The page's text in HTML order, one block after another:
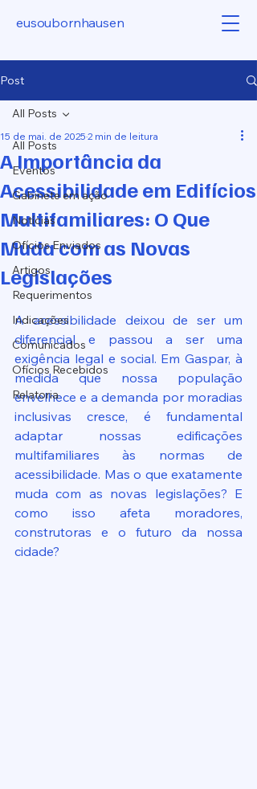
eusoubornhausen
Post
All Posts
Eventos
Gabinete em ação
Notícias
Ofícios Enviados
Artigos
Requerimentos
Indicações
Comunicados
Ofícios Recebidos
Relatoria
All Posts
A Importância da
Acessibilidade em Edifícios
Multifamiliares: O Que
Muda com as Novas
Legislações
15 de mai. de 2025 2 min de leitura
A acessibilidade deixou de ser um
diferencial e passou a ser uma
exigência legal e social. Em Gaspar, à
medida que nossa população
envelhece e a demanda por moradias
inclusivas cresce, é fundamental
adaptar nossas edificações
multifamiliares às normas de
acessibilidade. Mas o que exatamente
muda com as novas legislações? E
como isso afeta moradores,
construtoras e o futuro da nossa
cidade?